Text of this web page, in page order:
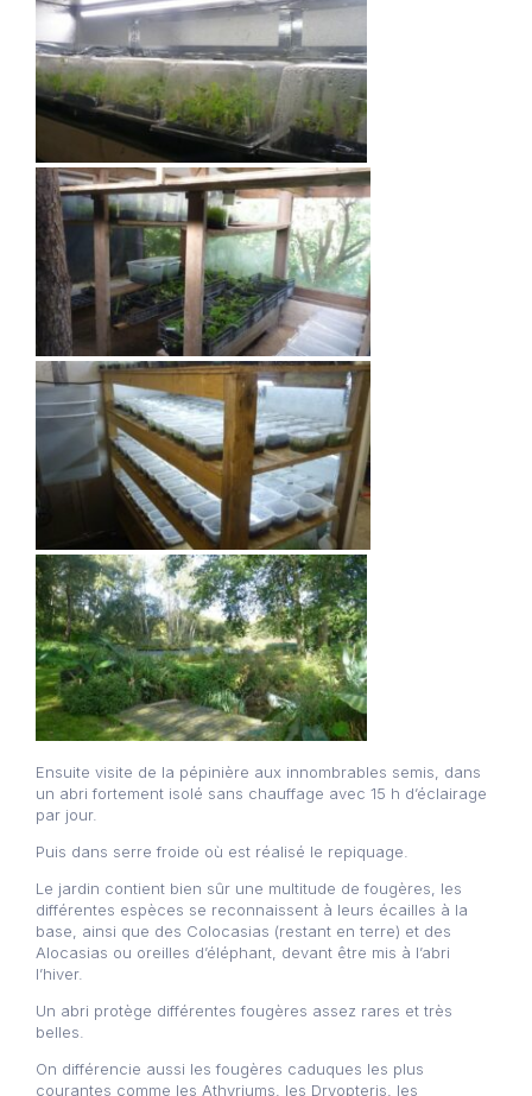
Ensuite visite de la pépinière aux innombrables semis, dans
un abri fortement isolé sans chauffage avec 15 h d’éclairage
par jour.
Puis dans serre froide où est réalisé le repiquage.
Le jardin contient bien sûr une multitude de fougères, les
différentes espèces se reconnaissent à leurs écailles à la
base, ainsi que des Colocasias (restant en terre) et des
Alocasias ou oreilles d’éléphant, devant être mis à l’abri
l’hiver.
Un abri protège différentes fougères assez rares et très
belles.
On différencie aussi les fougères caduques les plus
courantes comme les Athyriums, les Dryopteris, les